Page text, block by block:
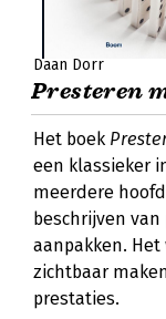
Daan Dorr
Presteren
Het boek
een klassieker
meerdere
beschrijven
aanpakken.
zichtbaar
prestaties.